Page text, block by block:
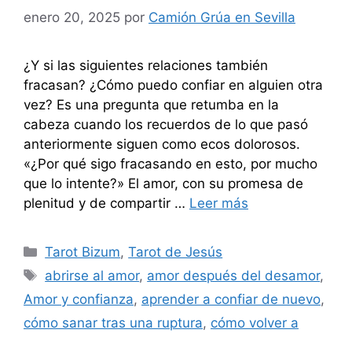
enero 20, 2025 por Camión Grúa en Sevilla
¿Y si las siguientes relaciones también
fracasan? ¿Cómo puedo confiar en alguien otra
vez? Es una pregunta que retumba en la
cabeza cuando los recuerdos de lo que pasó
anteriormente siguen como ecos dolorosos.
«¿Por qué sigo fracasando en esto, por mucho
que lo intente?» El amor, con su promesa de
plenitud y de compartir … Leer más
Categorías
Tarot Bizum,Tarot de Jesús
Etiquetas
abrirse al amor, amor después del desamor,
Amor y confianza, aprender a confiar de nuevo,
cómo sanar tras una ruptura, cómo volver a